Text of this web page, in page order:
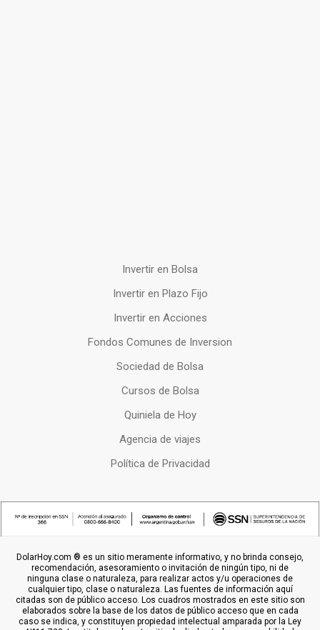
Invertir en Bolsa
Invertir en Plazo Fijo
Invertir en Acciones
Fondos Comunes de Inversion
Sociedad de Bolsa
Cursos de Bolsa
Quiniela de Hoy
Agencia de viajes
Política de Privacidad
DolarHoy.com ® es un sitio meramente informativo, y no brinda consejo,
recomendación, asesoramiento o invitación de ningún tipo, ni de
ninguna clase o naturaleza, para realizar actos y/u operaciones de
cualquier tipo, clase o naturaleza. Las fuentes de información aquí
citadas son de público acceso. Los cuadros mostrados en este sitio son
elaborados sobre la base de los datos de público acceso que en cada
caso se indica, y constituyen propiedad intelectual amparada por la Ley